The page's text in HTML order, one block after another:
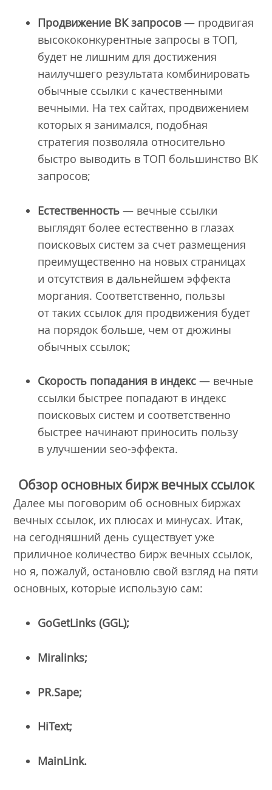
Продвижение ВК запросов— продвигая
высококонкурентные запросы в ТОП,
будет не лишним для достижения
наилучшего результата комбинировать
обычные ссылки с качественными
вечными. На тех сайтах, продвижением
которых я занимался, подобная
стратегия позволяла относительно
быстро выводить в ТОП большинство ВК
запросов;
Естественность — вечные ссылки
выглядят более естественно в глазах
поисковых систем за счет размещения
преимущественно на новых страницах
и отсутствия в дальнейшем эффекта
моргания. Соответственно, пользы
от таких ссылок для продвижения будет
на порядок больше, чем от дюжины
обычных ссылок;
Скорость попадания в индекс— вечные
ссылки быстрее попадают в индекс
поисковых систем и соответственно
быстрее начинают приносить пользу
в улучшении seo-эффекта.
Обзор основных бирж вечных ссылок
Далее мы поговорим об основных биржах
вечных ссылок, их плюсах и минусах. Итак,
на сегодняшний день существует уже
приличное количество бирж вечных ссылок,
но я, пожалуй, остановлю свой взгляд на пяти
основных, которые использую сам:
GoGetLinks (GGL);
Miralinks;
PR.Sape;
HiText;
MainLink.